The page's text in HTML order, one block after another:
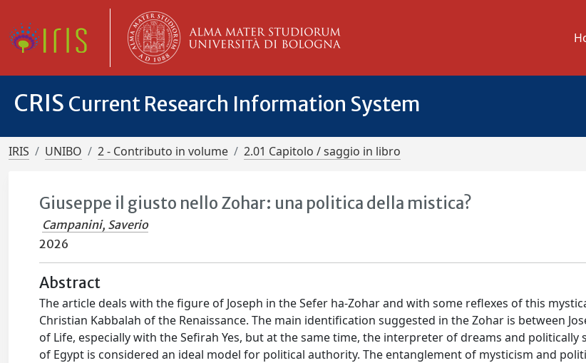
CRIS Current Research Information System
IRIS UNIBO 2 - Contributo in volume 2.01 Capitolo / saggio in libro
Giuseppe il giusto nello Zohar: una politica della mistica?
Campanini, Saverio
2026
Abstract
The article deals with the figure of Joseph in the Sefer ha-Zohar and with some reflexes of this
Christian Kabbalah of the Renaissance. The main identification suggested in the Zohar is between
of Life, especially with the Sefirah Yes, but at the same time, the interpreter of dreams and politically
of Egypt is considered an ideal model for political authority. The entanglement of mysticism and